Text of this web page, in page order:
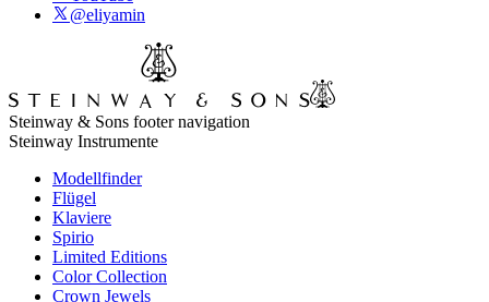
@eliyamin
Steinway & Sons footer navigation
Steinway Instrumente
Modellfinder
Flügel
Klaviere
Spirio
Limited Editions
Color Collection
Crown Jewels